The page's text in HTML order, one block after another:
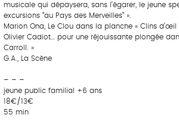
musicale qui dépaysera, sans l’égarer, le jeune
excursions “au Pays des Merveilles” ».
Marion Ona, Le Clou dans la planche « Clins
Olivier Cadiot… pour une réjouissante plongée
Carroll. »
G.A., La Scène
– – –
jeune public familial +6 ans
18€/13€
55 min